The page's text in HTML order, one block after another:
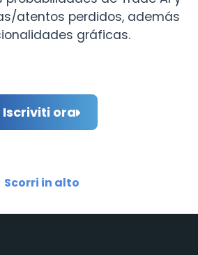
atentos perdidos, además
gráficas.
Iscriviti ora
Scorri in alto